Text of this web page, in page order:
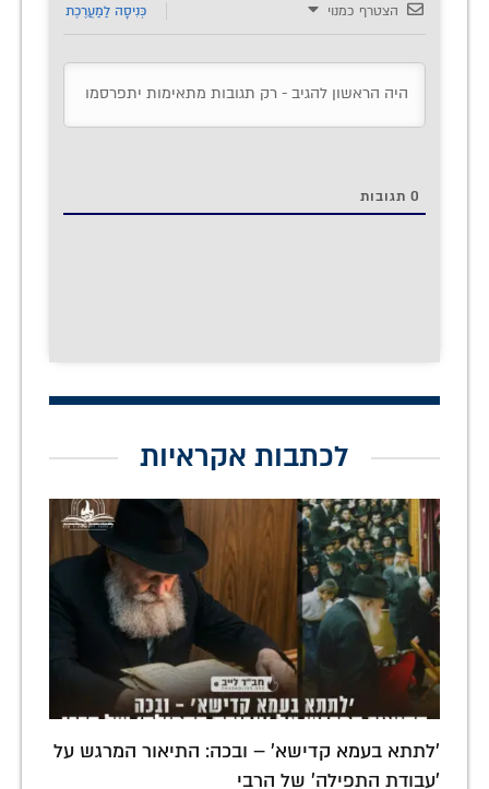
הצטרף כמנוי כְּנִיסָה לַמַעֲרֶכֶת
0 תגובות
לכתבות אקראיות
'לתתא בעמא קדישא' – ובכה: התיאור המרגש על
'עבודת התפילה' של הרבי